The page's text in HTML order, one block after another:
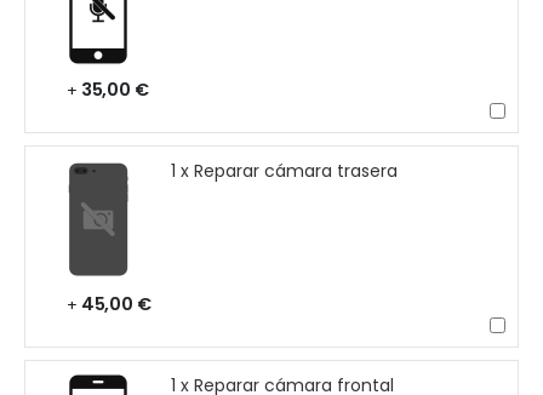
+ 35,00 €
1 x Reparar cámara trasera
+ 45,00 €
1 x Reparar cámara frontal